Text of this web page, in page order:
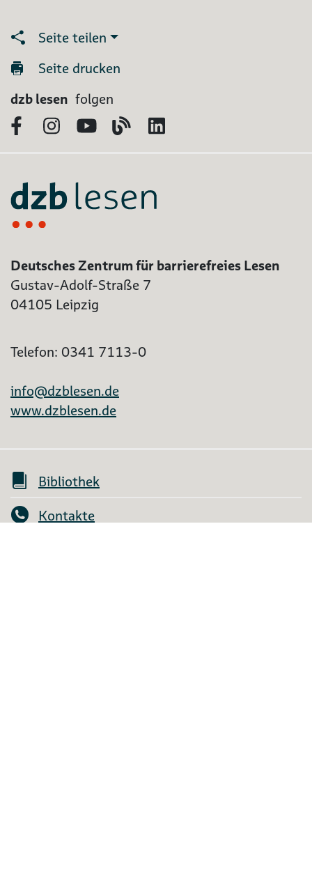
Seite teilen
Seite drucken
dzb lesen folgen
FacebookInstagram
YouTubeBlog
Deutsches Zentrum für barrierefreies Lesen
Gustav-Adolf-Straße 7
04105 Leipzig
Telefon: 0341 7113-0
info@dzblesen.de
www.dzblesen.de
Bibliothek
Kontakte